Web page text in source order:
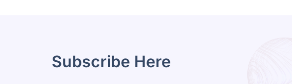
Subscribe Here